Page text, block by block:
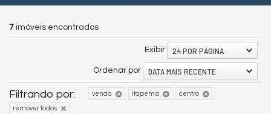
7 imóveis encontrados
Exibir 24 POR PÁGINA
Ordenar por DATA MAIS RECENTE
Filtrando por: venda itapema centro
remover todos